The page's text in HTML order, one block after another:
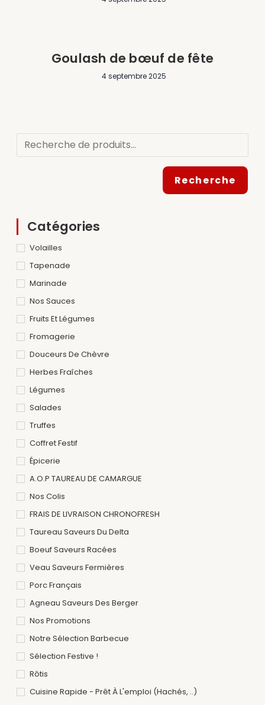
Goulash de bœuf de fête
4 septembre 2025
Recherche
Catégories
Volailles
Tapenade
Marinade
Nos Sauces
Fruits Et Légumes
Fromagerie
Douceurs De Chèvre
Herbes Fraîches
Légumes
Salades
Truffes
Coffret Festif
Épicerie
A.O.P TAUREAU DE CAMARGUE
Nos Colis
FRAIS DE LIVRAISON CHRONOFRESH
Taureau Saveurs Du Delta
Boeuf Saveurs Racées
Veau Saveurs Fermières
Porc Français
Agneau Saveurs Des Berger
Nos Promotions
Notre Sélection Barbecue
Sélection Festive !
Rôtis
Cuisine Rapide - Prêt À L'emploi (hachés, ..)